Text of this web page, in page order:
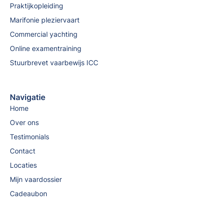
Praktijkopleiding
Marifonie pleziervaart
Commercial yachting
Online examentraining
Stuurbrevet vaarbewijs ICC
Navigatie
Home
Over ons
Testimonials
Contact
Locaties
Mijn vaardossier
Cadeaubon